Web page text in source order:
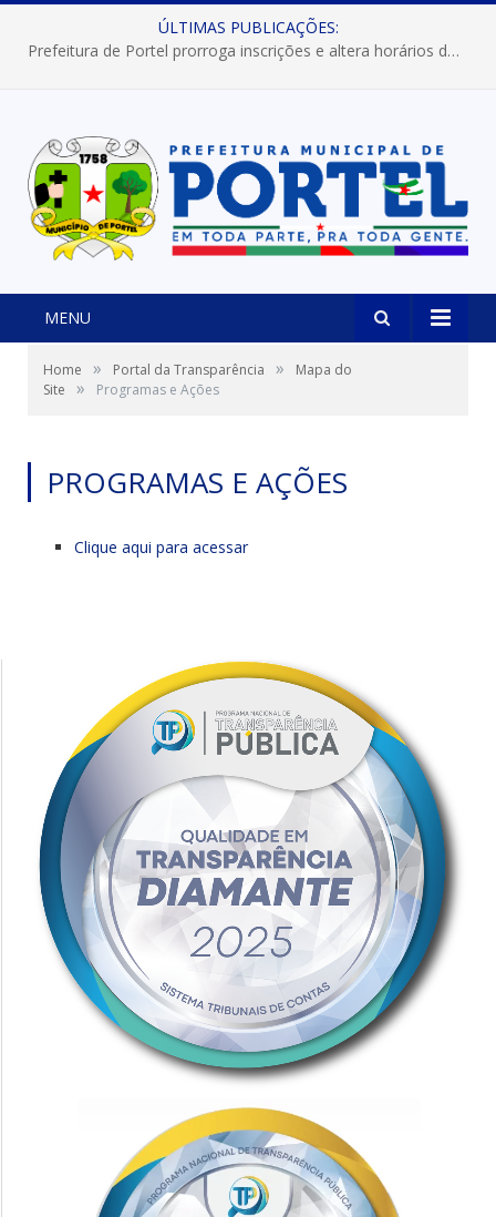
ÚLTIMAS PUBLICAÇÕES:
Prefeitura de Portel prorroga inscrições e altera horários dos concursos “Musa” e “Miss Mix Verão 2026”
MENU
Home » Portal da Transparência »
Mapa do
Site
» Programas e Ações
PROGRAMAS E AÇÕES
Clique aqui para acessar